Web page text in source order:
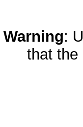
Warning:
that the